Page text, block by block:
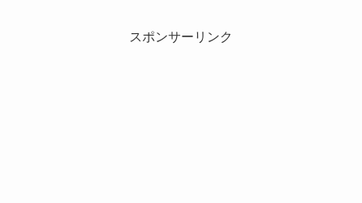
スポンサーリンク